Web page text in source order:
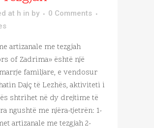
at h in by
0 Comments
artizanale me tezgjah
of Zadrima» është një
familjare, e vendosur
Dajç të Lezhës, aktiviteti i
shtrihet në dy drejtime të
ngushtë me njëra-tjetrën: 1-
artizanale me tezgjah 2-